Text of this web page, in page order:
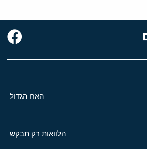
האח הגדול
הלוואות רק תבקש